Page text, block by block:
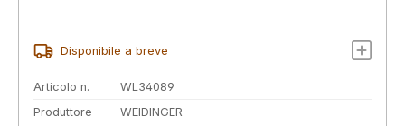
Disponibile a breve
Articolo n.
WL34089
Produttore
WEIDINGER